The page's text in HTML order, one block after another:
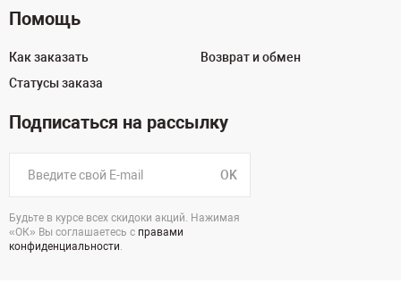
Помощь
Как заказать
Статусы заказа
Возврат и обмен
Подписаться на рассылку
OK
Будьте в курсе всех скидоки акций. Нажимая
«ОК» Вы соглашаетесь с правами
конфиденциальности.